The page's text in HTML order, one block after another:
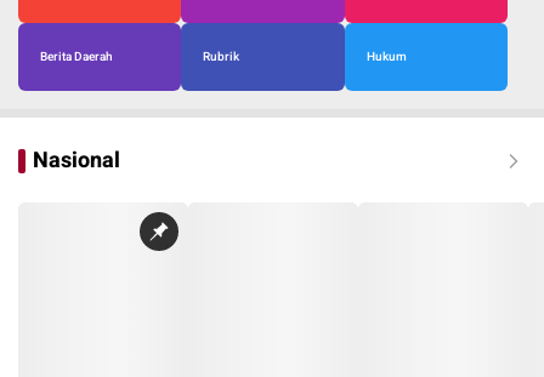
Berita Daerah Rubrik Hukum
Nasional